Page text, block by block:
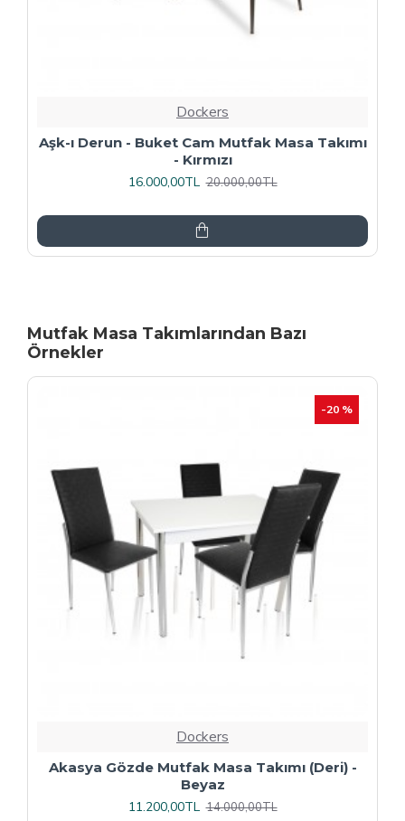
Dockers
Çipa Döküm Ayak - Play Polipropilen Masa
Takımı - 70x120 (Werzalit, Wermodin veya
Allzalit Tabla) - Afyon Mermer-Antrasit
Mutfak Masa Takımlarından Bazı
Örnekler
İNDIRIM
-20 %
Dockers
Premıum - Gözde Mutfak Masa Takımı -
Füme
13.600,00TL 17.000,00TL